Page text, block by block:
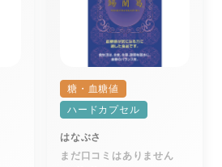
糖・血糖値
ハードカプセル
はなぶさ
まだ口コミはありません